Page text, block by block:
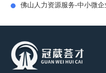
佛山人力资源服务-中小微